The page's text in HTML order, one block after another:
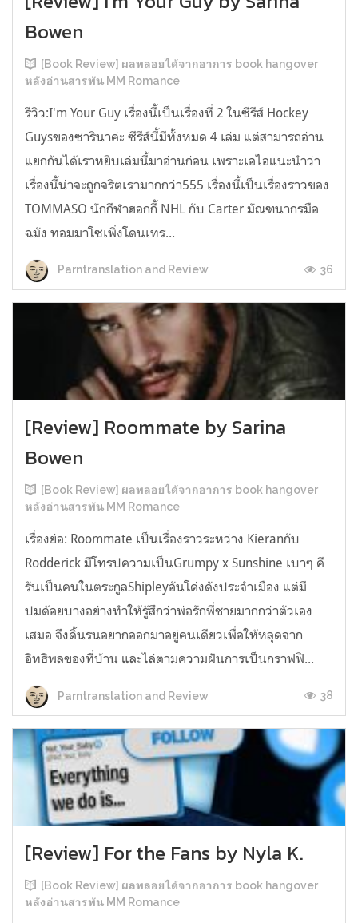
Bowen
[Book Review] ผลพลอยได้จากอาการ book hangover
หลังอ่านสารพัน MM Romance
รีวิว:I'm Your Guy เรื่องนี้เป็นเรื่องที่ 2 ในซีรีส์ Hockey
Guysของซารินาค่ะ ซีรีส์นี้มีทั้งหมด 4 เล่ม แต่สามารถอ่าน
แยกกันได้เราหยิบเล่มนี้มาอ่านก่อน เพราะเอไอแนะนำว่า
เรื่องนี้น่าจะถูกจริตเรามากกว่า555 เรื่องนี้เป็นเรื่องราวของ
TOMMASO นักกีฬาฮอกกี้ NHL กับ Carter มัณฑนากรมือ
ฉมัง ทอมมาโซเพิ่งโดนเทร...
Parntranslation and Review 36
[Review] Roommate by Sarina
Bowen
[Book Review] ผลพลอยได้จากอาการ book hangover
หลังอ่านสารพัน MM Romance
เรื่องย่อ: Roommate เป็นเรื่องราวระหว่าง Kieranกับ
Rodderick มีโทรปความเป็นGrumpy x Sunshine เบาๆ คี
รันเป็นคนในตระกูลShipleyอันโด่งดังประจำเมือง แต่มี
ปมด้อยบางอย่างทำให้รู้สึกว่าพ่อรักพี่ชายมากกว่าตัวเอง
เสมอ จึงดิ้นรนอยากออกมาอยู่คนเดียวเพื่อให้หลุดจาก
อิทธิพลของที่บ้าน และไล่ตามความฝันการเป็นกราฟฟิ...
Parntranslation and Review 38
[Review] For the Fans by Nyla K.
[Book Review] ผลพลอยได้จากอาการ book hangover
หลังอ่านสารพัน MM Romance